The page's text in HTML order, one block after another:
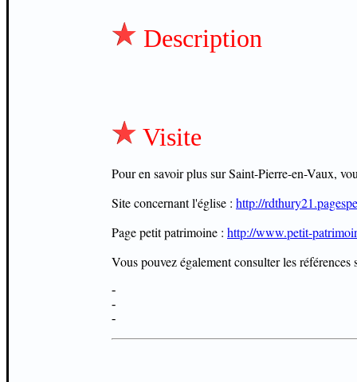
Description
Visite
Pour en savoir plus sur Saint-Pierre-en-Vaux,
Site concernant l'église : http://
Page petit patrimoine : http://www.petit-
Vous pouvez également consulter les références
-
-
-